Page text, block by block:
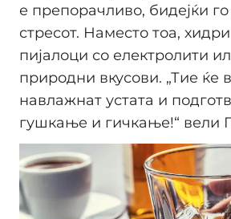
е препорачливо, бидејќи
стресот. Наместо тоа,
пијалоци со електролити
природни вкусови. „Тие ќе
навлажнат устата и
гушкање и гичкање!“ вели